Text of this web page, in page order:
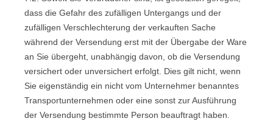
dass die Gefahr des zufälligen Untergangs und der
zufälligen Verschlechterung der verkauften Sache
während der Versendung erst mit der Übergabe der Ware
an Sie übergeht, unabhängig davon, ob die Versendung
versichert oder unversichert erfolgt. Dies gilt nicht, wenn
Sie eigenständig ein nicht vom Unternehmer benanntes
Transportunternehmen oder eine sonst zur Ausführung
der Versendung bestimmte Person beauftragt haben.